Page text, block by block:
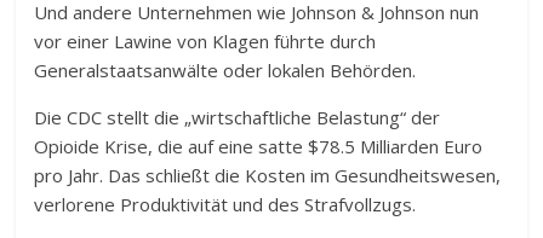
Und andere Unternehmen wie Johnson & Johnson nun
vor einer Lawine von Klagen führte durch
Generalstaatsanwälte oder lokalen Behörden.
Die CDC stellt die „wirtschaftliche Belastung“ der
Opioide Krise, die auf eine satte $78.5 Milliarden Euro
pro Jahr. Das schließt die Kosten im Gesundheitswesen,
verlorene Produktivität und des Strafvollzugs.